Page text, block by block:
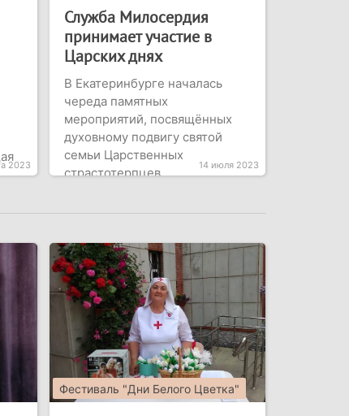
2023
Служба Милосердия
принимает участие в
Царских днях
В Екатеринбурге началась
череда памятных
мероприятий, посвящённых
духовному подвигу святой
семьи Царственных
страстотерпцев
14 июля 2023
Фестиваль "Дни Белого Цветка"